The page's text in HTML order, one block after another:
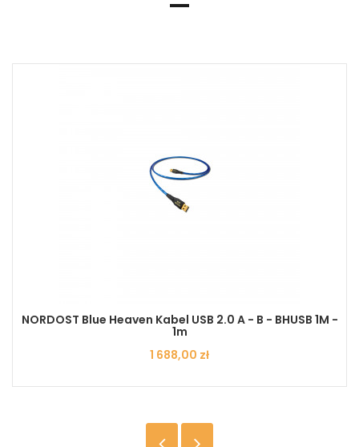
NORDOST Blue Heaven Kabel USB 2.0 A - B - BHUSB 1M -
1m
Cena
1 688,00 zł